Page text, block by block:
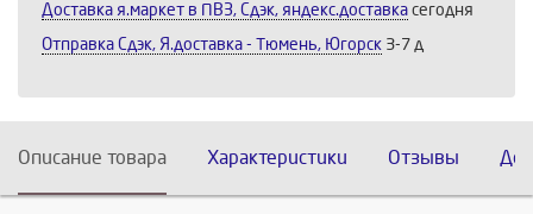
Доставка я.маркет в ПВЗ, Сдэк, яндекс.доставка сегодня
Отправка Сдэк, Я.доставка - Тюмень, Югорск 3-7 д
Описание товара Характеристики Отзывы